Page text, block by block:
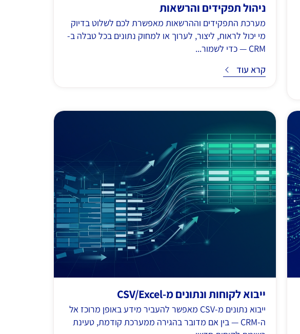
ניהול תפקידים והרשאות
מערכת התפקידים וההרשאות מאפשרת לכם לשלוט בדיוק
מי יכול לראות, ליצור, לערוך או למחוק נתונים בכל טבלה ב-
CRM — כדי לשמור...
קרא עוד
ייבוא לקוחות ונתונים מ-CSV/Excel
ייבוא נתונים מ-CSV מאפשר להעביר מידע באופן מרוכז אל
ה-CRM — בין אם מדובר בהגירה ממערכת קודמת, טעינת